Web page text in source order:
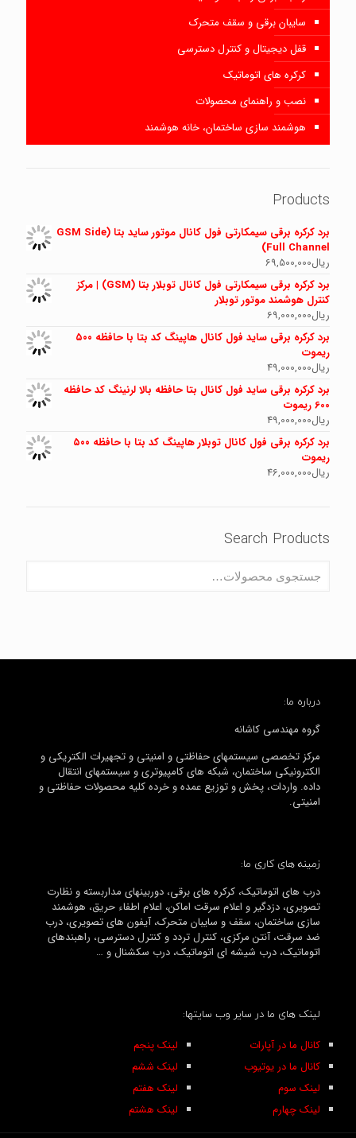
سایبان برقی و سقف متحرک
قفل دیجیتال و کنترل دسترسی
کرکره های اتوماتیک
نصب و راهنمای محصولات
هوشمند سازی ساختمان، خانه هوشمند
Products
برد کرکره برقی سیمکارتی فول کانال موتور ساید بتا (GSM Side
Full Channel)
ریال69,500,000
برد کرکره برقی سیمکارتی فول کانال توبلار بتا (GSM) | مرکز
کنترل هوشمند موتور توبلار
ریال69,000,000
برد کرکره برقی ساید فول کانال هاپینگ کد بتا با حافظه ۵۰۰
ریموت
ریال49,000,000
برد کرکره برقی ساید فول کانال بتا حافظه بالا لرنینگ کد حافظه
600 ریموت
ریال49,000,000
برد کرکره برقی فول کانال توبلار هاپینگ کد بتا با حافظه ۵۰۰
ریموت
ریال46,000,000
Search Products
درباره ما:
گروه مهندسی کاشانه
مرکز تخصصی سیستمهای حفاظتی و امنیتی و تجهیرات الکتریکی و
الکترونیکی ساختمان، شبکه های کامپیوتری و سیستمهای انتقال
داده. واردات، پخش و توزیع عمده و خرده کلیه محصولات حفاظتی و
امنیتی.
زمینه های کاری ما:
درب های اتوماتیک، کرکره های برقی، دوربینهای مداربسته و نظارت
تصویری، دزدگیر و اعلام سرقت اماکن، اعلام اطفاء حریق، هوشمند
سازی ساختمان، سقف و سایبان متحرک، آیفون های تصویری، درب
ضد سرقت، آنتن مرکزی، کنترل تردد و کنترل دسترسی، راهبندهای
اتوماتیک، درب شیشه ای اتوماتیک، درب سکشنال و …
لینک های ما در سایر وب سایتها:
لینک پنجم
لینک ششم
لینک هفتم
لینک هشتم
کانال ما در آپارات
کانال ما در یوتیوب
لینک سوم
لینک چهارم